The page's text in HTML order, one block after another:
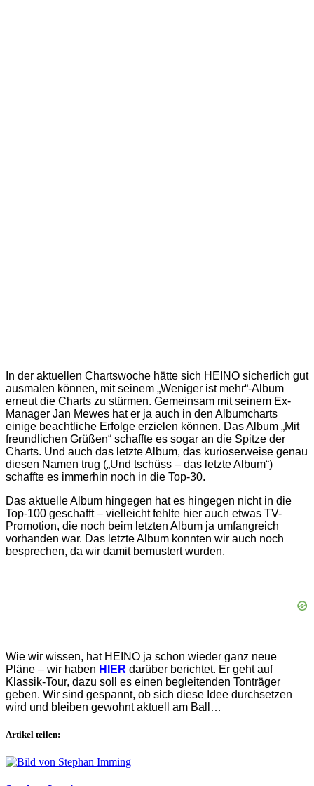
In der aktuellen Chartswoche hätte sich HEINO sicherlich gut
ausmalen können, mit seinem „Weniger ist mehr“-Album
erneut die Charts zu stürmen. Gemeinsam mit seinem Ex-
Manager Jan Mewes hat er ja auch in den Albumcharts
einige beachtliche Erfolge erzielen können. Das Album „Mit
freundlichen Grüßen“ schaffte es sogar an die Spitze der
Charts. Und auch das letzte Album, das kurioserweise genau
diesen Namen trug („Und tschüss – das letzte Album“)
schaffte es immerhin noch in die Top-30.
Das aktuelle Album hingegen hat es hingegen nicht in die
Top-100 geschafft – vielleicht fehlte hier auch etwas TV-
Promotion, die noch beim letzten Album ja umfangreich
vorhanden war. Das letzte Album konnten wir auch noch
besprechen, da wir damit bemustert wurden.
Wie wir wissen, hat HEINO ja schon wieder ganz neue
Pläne – wir haben HIER darüber berichtet. Er geht auf
Klassik-Tour, dazu soll es einen begleitenden Tonträger
geben. Wir sind gespannt, ob sich diese Idee durchsetzen
wird und bleiben gewohnt aktuell am Ball…
Artikel teilen: